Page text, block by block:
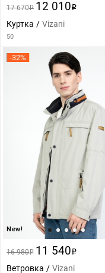
17 670i 12 010i
Куртка Vizani
50
-32%
New!
16 980i 11 540i
Ветровка Vizani